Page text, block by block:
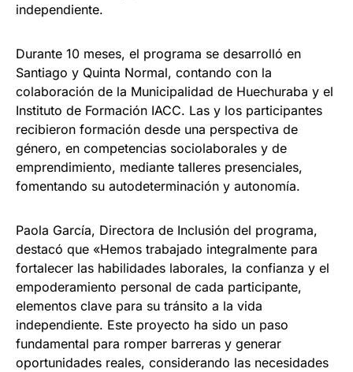
independiente.
Durante 10 meses, el programa se desarrolló en
Santiago y Quinta Normal, contando con la
colaboración de la Municipalidad de Huechuraba y el
Instituto de Formación IACC. Las y los participantes
recibieron formación desde una perspectiva de
género, en competencias sociolaborales y de
emprendimiento, mediante talleres presenciales,
fomentando su autodeterminación y autonomía.
Paola García, Directora de Inclusión del programa,
destacó que «Hemos trabajado integralmente para
fortalecer las habilidades laborales, la confianza y el
empoderamiento personal de cada participante,
elementos clave para su tránsito a la vida
independiente. Este proyecto ha sido un paso
fundamental para romper barreras y generar
oportunidades reales, considerando las necesidades